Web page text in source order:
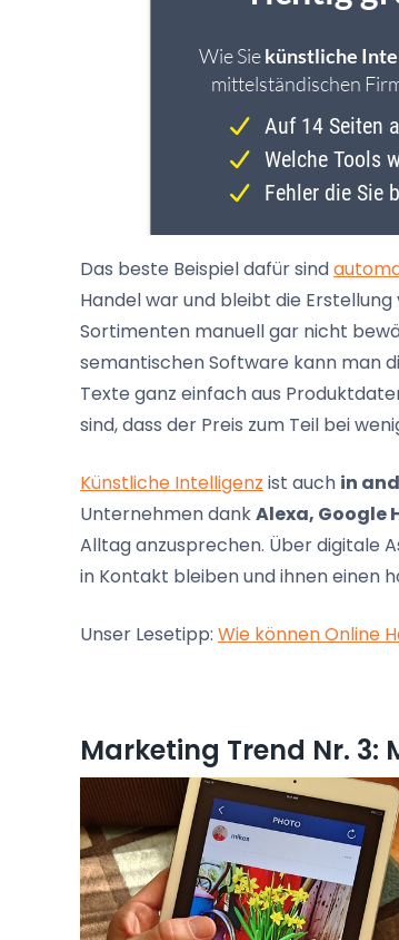
Das beste Beispiel dafür sind
Handel war und bleibt die Erstellung
Sortimenten manuell gar nicht
semantischen Software kann man
Texte ganz einfach aus
sind, dass der Preis zum Teil bei
Künstliche Intelligenz ist auch in
Unternehmen dankAlexa, Google
Alltag anzusprechen. Über digitale
in Kontakt bleiben und ihnen einen
Unser Lesetipp: Wie können Online
Marketing Trend Nr.